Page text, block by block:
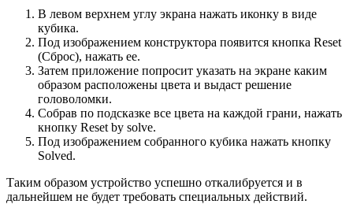
В левом верхнем углу экрана нажать иконку в виде
кубика.
Под изображением конструктора появится кнопка Reset
(Сброс), нажать ее.
Затем приложение попросит указать на экране каким
образом расположены цвета и выдаст решение
головоломки.
Собрав по подсказке все цвета на каждой грани, нажать
кнопку Reset by solve.
Под изображением собранного кубика нажать кнопку
Solved.
Таким образом устройство успешно откалибруется и в
дальнейшем не будет требовать специальных действий.